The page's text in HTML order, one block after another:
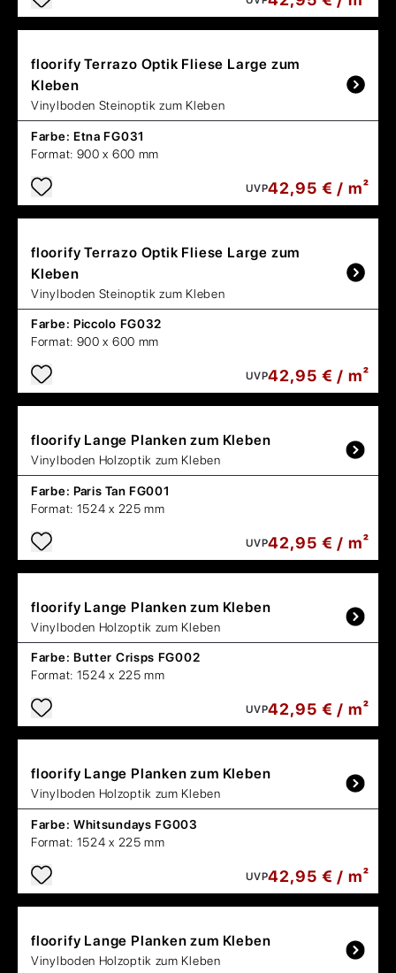
floorify Terrazo Optik Fliese Large zum
Kleben
Vinylboden Steinoptik zum Kleben
Farbe: Etna FG031
Format: 900 x 600 mm
UVP42,95 € / m²
floorify Terrazo Optik Fliese Large zum
Kleben
Vinylboden Steinoptik zum Kleben
Farbe: Piccolo FG032
Format: 900 x 600 mm
UVP42,95 € / m²
floorify Lange Planken zum Kleben
Vinylboden Holzoptik zum Kleben
Farbe: Paris Tan FG001
Format: 1524 x 225 mm
UVP42,95 € / m²
floorify Lange Planken zum Kleben
Vinylboden Holzoptik zum Kleben
Farbe: Butter Crisps FG002
Format: 1524 x 225 mm
UVP42,95 € / m²
floorify Lange Planken zum Kleben
Vinylboden Holzoptik zum Kleben
Farbe: Whitsundays FG003
Format: 1524 x 225 mm
UVP42,95 € / m²
floorify Lange Planken zum Kleben
Vinylboden Holzoptik zum Kleben